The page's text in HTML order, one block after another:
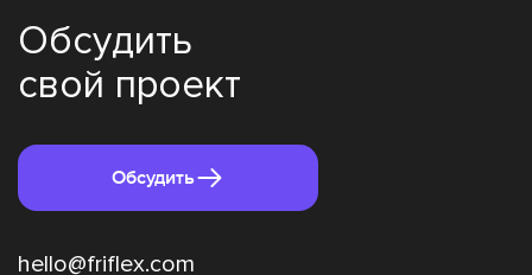
Обсудить
свой проект
Обсудить
hello@friflex.com